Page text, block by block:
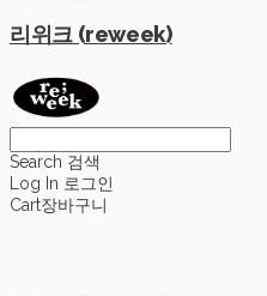
리위크 (reweek)
Search 검색
Log In 로그인
Cart장바구니